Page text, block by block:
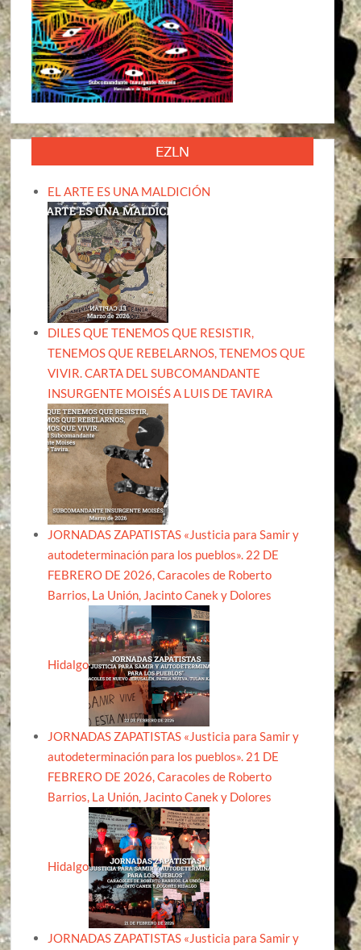
EZLN
EL ARTE ES UNA MALDICIÓN
DILES QUE TENEMOS QUE RESISTIR,
TENEMOS QUE REBELARNOS, TENEMOS QUE
VIVIR. CARTA DEL SUBCOMANDANTE
INSURGENTE MOISÉS A LUIS DE TAVIRA
JORNADAS ZAPATISTAS «Justicia para Samir y
autodeterminación para los pueblos». 22 DE
FEBRERO DE 2026, Caracoles de Roberto
Barrios, La Unión, Jacinto Canek y Dolores
Hidalgo
JORNADAS ZAPATISTAS «Justicia para Samir y
autodeterminación para los pueblos». 21 DE
FEBRERO DE 2026, Caracoles de Roberto
Barrios, La Unión, Jacinto Canek y Dolores
Hidalgo
JORNADAS ZAPATISTAS «Justicia para Samir y